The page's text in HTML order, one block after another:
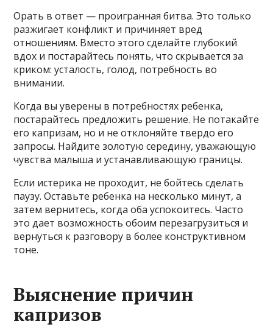
Орать в ответ — проигранная битва. Это только
разжигает конфликт и причиняет вред
отношениям. Вместо этого сделайте глубокий
вдох и постарайтесь понять, что скрывается за
криком: усталость, голод, потребность во
внимании.
Когда вы уверены в потребностях ребенка,
постарайтесь предложить решение. Не потакайте
его капризам, но и не отклоняйте твердо его
запросы. Найдите золотую середину, уважающую
чувства малыша и устанавливающую границы.
Если истерика не проходит, не бойтесь сделать
паузу. Оставьте ребенка на несколько минут, а
затем вернитесь, когда оба успокоитесь. Часто
это дает возможность обоим перезагрузиться и
вернуться к разговору в более конструктивном
тоне.
Выяснение причин
капризов